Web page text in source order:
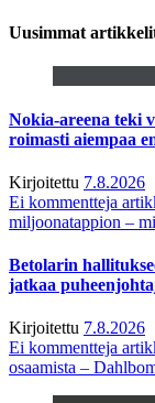
Uusimmat
Nokia-areena teki
roimasti aiempaa
Kirjoitettu 7.8.2026
Ei kommentteja
miljoonatappion –
Betolarin
jatkaa
Kirjoitettu 7.8.2026
Ei kommentteja
osaamista –